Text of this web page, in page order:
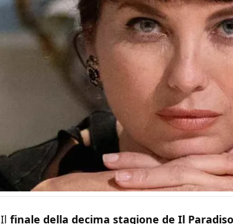
Il finale della decima stagione de Il